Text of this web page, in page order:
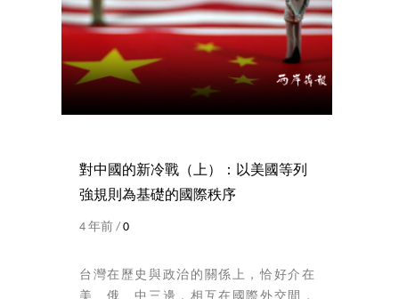
對中國的新冷戰（上）：以美國等列
強規則為基礎的國際秩序
4 年前 / 0
台灣在歷史與政治的關係上，恰好介在